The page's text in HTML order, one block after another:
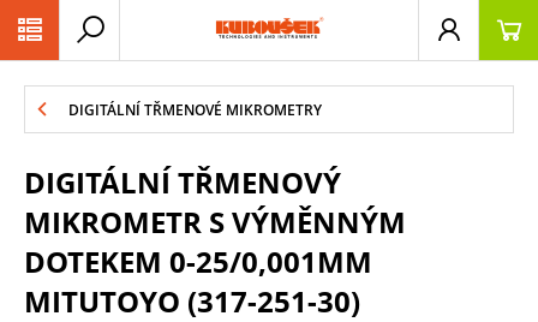
DIGITÁLNÍ TŘMENOVÉ MIKROMETRY
DIGITÁLNÍ TŘMENOVÝ
MIKROMETR S VÝMĚNNÝM
DOTEKEM 0-25/0,001MM
MITUTOYO (317-251-30)